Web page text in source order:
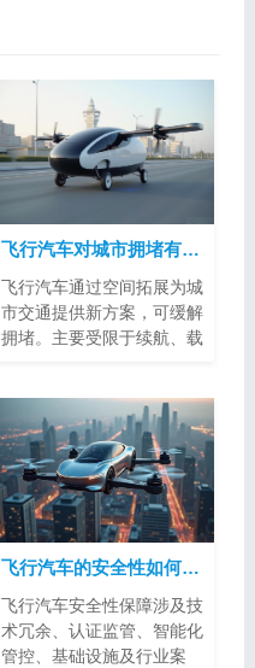
飞行汽车对城市拥堵有帮助吗？
飞行汽车通过空间拓展为城
市交通提供新方案，可缓解
拥堵。主要受限于续航、载
飞行汽车的安全性如何得到保障？
飞行汽车安全性保障涉及技
术冗余、认证监管、智能化
管控、基础设施及行业案